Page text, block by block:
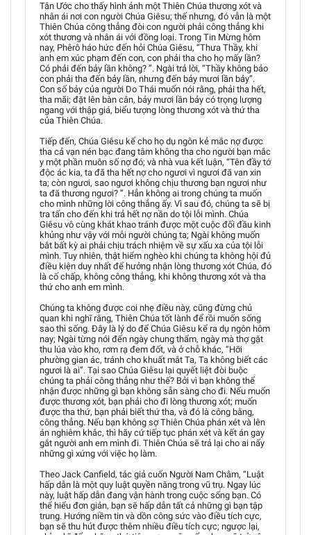
Tân Ước cho thấy hình ảnh một Thiên Chúa thương xót và
nhân ái nơi con người Chúa Giêsu; thế nhưng, đó vẫn là một
Thiên Chúa công thẳng đòi con người phải công thẳng khi
xót thương và nhân ái với đồng loại. Trong Tin Mừng hôm
nay, Phêrô háo hức đến hỏi Chúa Giêsu, “Thưa Thầy, khi
anh em xúc phạm đến con, con phải tha cho họ mấy lần?
Có phải đến bảy lần không? ”. Ngài trả lời, “Thầy không bảo
con phải tha đến bảy lần, nhưng đến bảy mươi lần bảy”.
Con số bảy của người Do Thái muốn nói rằng, phải tha hết,
tha mãi; đặt lên bàn cân, bảy mươi lần bảy có trọng lượng
ngang với thập giá, biểu tượng lòng thương xót và thứ tha
của Thiên Chúa.
Tiếp đến, Chúa Giêsu kể cho họ dụ ngôn kẻ mắc nợ được
tha cả vạn nén bạc đang tâm không tha cho người bạn mắc
y một phần muôn số nợ đó; và nhà vua kết luận, “Tên đầy tớ
độc ác kia, ta đã tha hết nợ cho ngươi vì ngươi đã van xin
ta; còn ngươi, sao ngươi không chịu thương bạn ngươi như
ta đã thương ngươi? ”. Hẳn không ai trong chúng ta muốn
cho mình những lời công thẳng ấy. Vì sau đó, chúng ta sẽ bị
tra tấn cho đến khi trả hết nợ nần do tội lỗi mình. Chúa
Giêsu vô cùng khát khao tránh được một cuộc đối đầu kinh
khủng như vậy với mỗi người chúng ta; Ngài không muốn
bắt bất kỳ ai phải chịu trách nhiệm về sự xấu xa của tội lỗi
mình. Tuy nhiên, thật hiểm nghèo khi chúng ta không hội đủ
điều kiện duy nhất để hưởng nhận lòng thương xót Chúa, đó
là cố chấp, không công thẳng, khi không thương xót và tha
thứ cho anh em mình.
Chúng ta không được coi nhẹ điều này, cũng đừng chủ
quan khi nghĩ rằng, Thiên Chúa tốt lành để rồi muốn sống
sao thì sống. Đây là lý do để Chúa Giêsu kể ra dụ ngôn hôm
nay; Ngài từng nói đến ngày chung thẩm, ngày mà thợ gặt
thu lúa vào kho, rơm rạ đem đốt, và ở chỗ khác, “Hỡi
phường gian ác, tránh cho khuất mắt Ta, Ta không biết các
ngươi là ai”. Tại sao Chúa Giêsu lại quyết liệt đòi buộc
chúng ta phải công thẳng như thế? Bởi vì bạn không thể
nhận được những gì bạn không sẵn sàng cho đi. Nếu muốn
được thương xót, bạn phải cho đi lòng thương xót; muốn
được tha thứ, bạn phải biết thứ tha, và đó là công bằng,
công thẳng. Nếu bạn không sợ Thiên Chúa phán xét và lên
án nghiêm khắc, thì hãy cứ tiếp tục phán xét và kết án gay
gắt người anh em mình đi. Thiên Chúa sẽ trả lại cho ai nấy
những gì xứng với việc họ làm.
Theo Jack Canfield, tác giả cuốn Người Nam Châm, “Luật
hấp dẫn là một quy luật quyền năng trong vũ trụ. Ngay lúc
này, luật hấp dẫn đang vận hành trong cuộc sống bạn. Có
thể hiểu đơn giản, bạn sẽ hấp dẫn tất cả những gì bạn tập
trung. Hướng niềm tin và dồn công sức vào điều tích cực,
bạn sẽ thu hút được thêm nhiều điều tích cực; ngược lại,